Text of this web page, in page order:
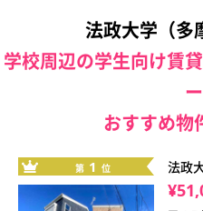
法政大学（多
学校周辺の学生向け賃
おすすめ物
第 1 位 法政